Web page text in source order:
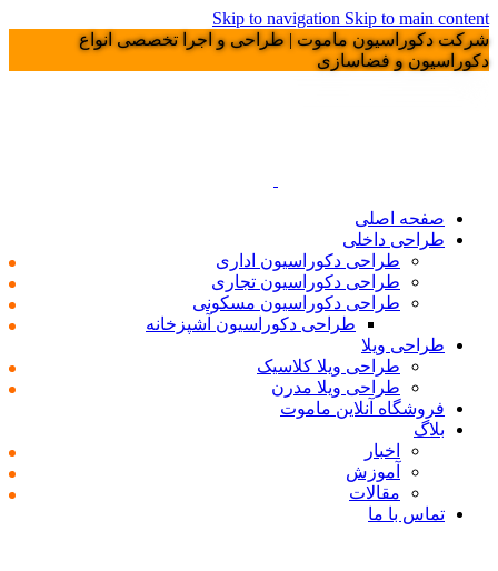
Skip to navigationSkip to main
دکوراسیون ماموت | طراحی و اجرا تخصصی انواع
و فضاسازی
صفحه اصلی
طراحی داخلی
طراحی دکوراسیون اداری
طراحی دکوراسیون تجاری
طراحی دکوراسیون مسکونی
طراحی دکوراسیون آشپزخانه
طراحی ویلا
طراحی ویلا کلاسیک
طراحی ویلا مدرن
فروشگاه آنلاین ماموت
بلاگ
اخبار
آموزش
مقالات
تماس با ما